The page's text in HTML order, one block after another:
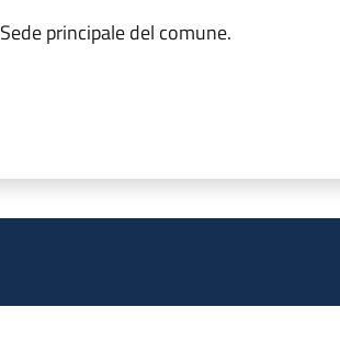
Sede principale del comune.